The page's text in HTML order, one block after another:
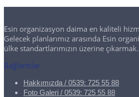
Esin organizasyon daima en kaliteli
Gelecek planlarımız arasında Esin
ülke standartlarımızın üzerine çıkarmak.
Bağlantılar
Hakkımızda / 0539: 725 55 88
Foto Galeri / 0539: 725 55 88